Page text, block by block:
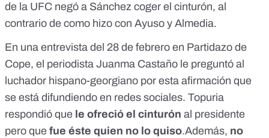
de la UFC negó a Sánchez coger el cinturón, al
contrario de como hizo con Ayuso y Almedia.
En una entrevista del 28 de febrero en Partidazo de
Cope, el periodista Juanma Castaño le preguntó al
luchador hispano-georgiano por esta afirmación que
se está difundiendo en redes sociales. Topuria
respondió que le ofreció el cinturón al presidente
pero que fue éste quien no lo quiso.Además, no